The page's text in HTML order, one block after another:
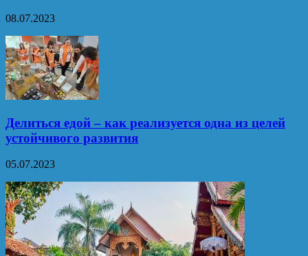
08.07.2023
Делиться едой – как реализуется одна из целей
устойчивого развития
05.07.2023